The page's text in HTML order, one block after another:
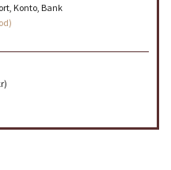
Konto, Bank